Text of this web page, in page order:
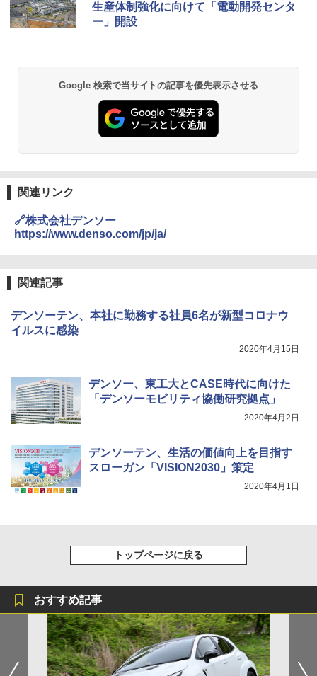
生産体制強化に向けて「電動開発センタ
ー」開設
Google 検索で当サイトの記事を優先表示させる
関連リンク
🔗株式会社デンソー
https://www.denso.com/jp/ja/
関連記事
デンソーテン、本社に勤務する社員6名が新型コロナウ
イルスに感染
2020年4月15日
デンソー、東工大とCASE時代に向けた
「デンソーモビリティ協働研究拠点」
2020年4月2日
デンソーテン、生活の価値向上を目指す
スローガン「VISION2030」策定
2020年4月1日
トップページに戻る
おすすめ記事